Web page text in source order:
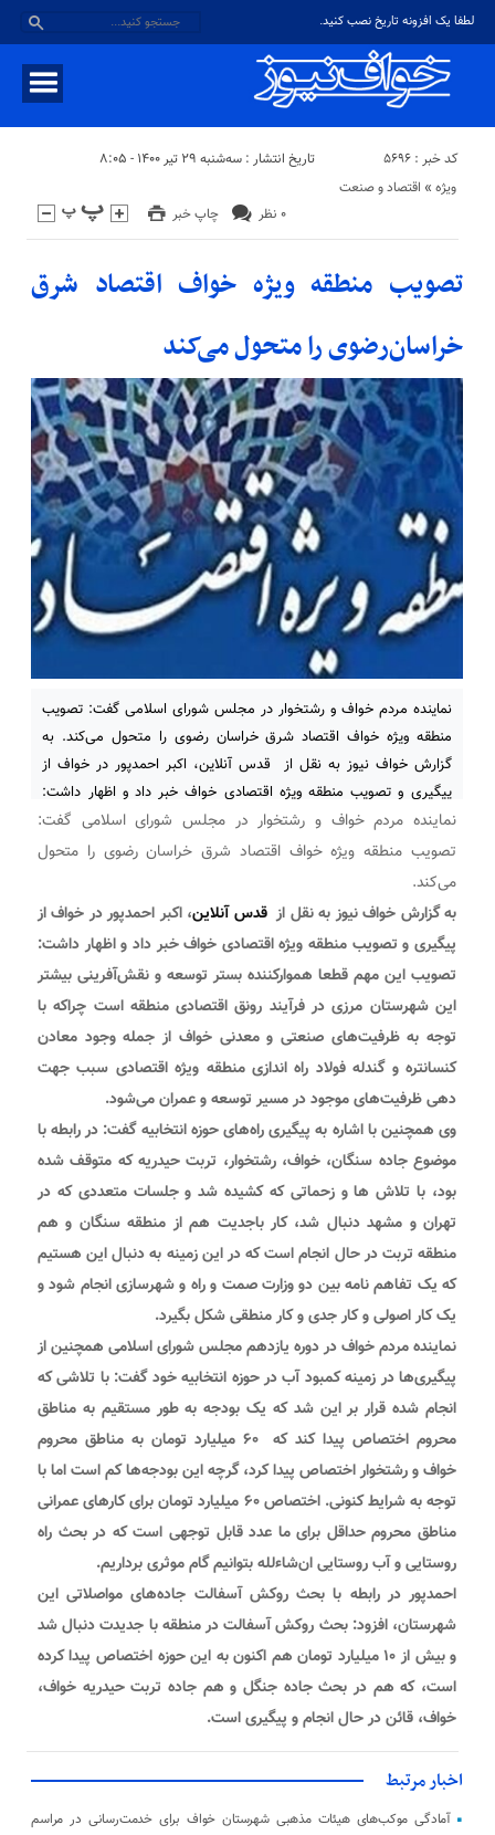
لطفا یک افزونه تاریخ نصب کنید.
کد خبر : ۵۶۹۶ تاریخ انتشار : سه‌شنبه ۲۹ تیر ۱۴۰۰ - ۸:۰۵
چاپ خبر ۰ نظر
اقتصاد و صنعت « ویژه
تصویب منطقه ویژه خواف اقتصاد شرق
خراسان‌رضوی را متحول می‌کند
نماینده مردم خواف و رشتخوار در مجلس شورای اسلامی گفت: تصویب
منطقه ویژه خواف اقتصاد شرق خراسان رضوی را متحول می‌کند. به
گزارش خواف نیوز به نقل از قدس آنلاین، اکبر احمدپور در خواف از
پیگیری و تصویب منطقه ویژه اقتصادی خواف خبر داد و اظهار داشت:
تصویب این مهم قطعا هموارکننده بستر توسعه و نقش‌آفرینی بیشتر این
نماینده مردم خواف و رشتخوار در مجلس شورای اسلامی گفت:
تصویب منطقه ویژه خواف اقتصاد شرق خراسان رضوی را متحول
می‌کند.
به گزارش خواف نیوز به نقل ازقدس آنلاین، اکبر احمدپور در خواف از
پیگیری و تصویب منطقه ویژه اقتصادی خواف خبر داد و اظهار داشت:
تصویب این مهم قطعا هموارکننده بستر توسعه و نقش‌آفرینی بیشتر
این شهرستان مرزی در فرآیند رونق اقتصادی منطقه‌ است چراکه با
توجه به ظرفیت‌های صنعتی و معدنی خواف از جمله وجود معادن
کنسانتره و گندله فولاد راه اندازی منطقه ویژه اقتصادی سبب جهت
دهی ظرفیت‌های موجود در مسیر توسعه و عمران می‌شود.
وی همچنین با اشاره به پیگیری راه‌های حوزه انتخابیه گفت: در رابطه با
موضوع جاده سنگان، خواف، رشتخوار، تربت حیدریه که متوقف شده
بود، با تلاش ها و زحماتی که کشیده شد و جلسات متعددی که در
تهران و مشهد دنبال شد، کار باجدیت هم از منطقه سنگان و هم
منطقه تربت در حال انجام است که در این زمینه به دنبال این هستیم
که یک تفاهم نامه بین دو وزارت صمت و راه و شهرسازی انجام شود و
یک کار اصولی و کار جدی و کار منطقی شکل بگیرد.
نماینده مردم خواف در دوره یازدهم مجلس شورای اسلامی همچنین از
پیگیری‌ها در زمینه کمبود آب در حوزه انتخابیه خود گفت: با تلاشی که
انجام شده قرار بر این شد که یک بودجه به طور مستقیم به مناطق
محروم اختصاص پیدا کند که ۶۰ میلیارد تومان به مناطق محروم
خواف و رشتخوار اختصاص پیدا کرد، گرچه این بودجه‌ها کم است اما با
توجه به شرایط کنونی. اختصاص ۶۰ میلیارد تومان برای کارهای عمرانی
مناطق محروم حداقل برای ما عدد قابل توجهی است که در بحث راه
روستایی و آب روستایی ان‌شاءلله بتوانیم گام موثری برداریم.
احمدپور در رابطه با بحث روکش آسفالت جاده‌های مواصلاتی این
شهرستان، افزود: بحث روکش آسفالت در منطقه با جدیدت دنبال شد
و بیش از ۱۰ میلیارد تومان هم اکنون به این حوزه اختصاص پیدا کرده
است، که هم در بحث جاده جنگل و هم جاده تربت حیدریه خواف،
خواف، قائن در حال انجام و پیگیری است.
اخبار مرتبط
آمادگی موکب‌های هیئات مذهبی شهرستان خواف برای خدمت‌رسانی در مراسم